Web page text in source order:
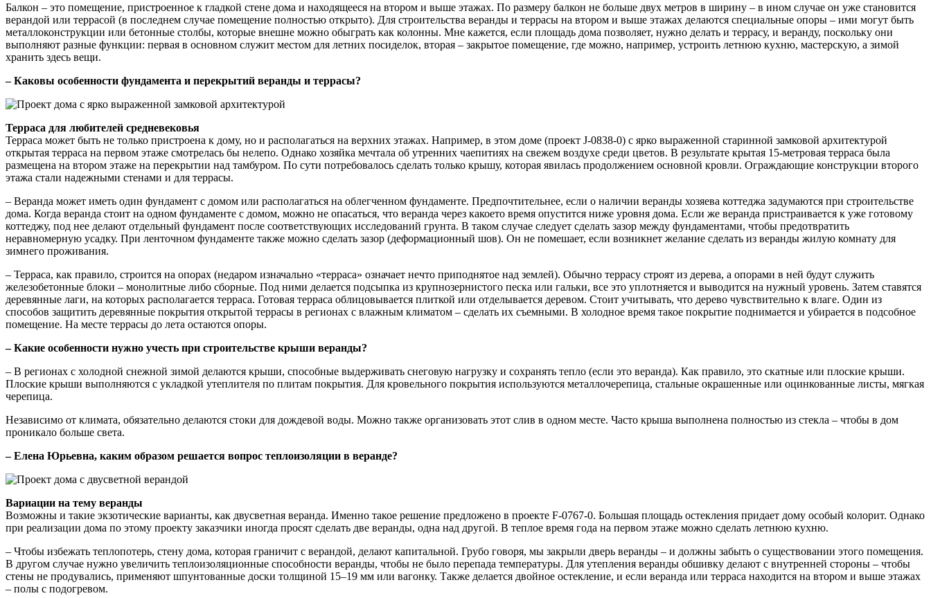
Балкон – это помещение, пристроенное к гладкой стене дома и находящееся на втором и выше этажах. По размеру балкон не больше двух метров в ширину – в ином случае он уже становится
верандой или террасой (в последнем случае помещение полностью открыто). Для строительства веранды и террасы на втором и выше этажах делаются специальные опоры – ими могут быть
металлоконструкции или бетонные столбы, которые внешне можно обыграть как колонны. Мне кажется, если площадь дома позволяет, нужно делать и террасу, и веранду, поскольку они
выполняют разные функции: первая в основном служит местом для летних посиделок, вторая – закрытое помещение, где можно, например, устроить летнюю кухню, мастерскую, а зимой
хранить здесь вещи.
– Каковы особенности фундамента и перекрытий веранды и террасы?
Терраса для любителей средневековья
Терраса может быть не только пристроена к дому, но и располагаться на верхних этажах. Например, в этом доме (проект J-0838-0) с ярко выраженной старинной замковой архитектурой
открытая терраса на первом этаже смотрелась бы нелепо. Однако хозяйка мечтала об утренних чаепитиях на свежем воздухе среди цветов. В результате крытая 15-метровая терраса была
размещена на втором этаже на перекрытии над тамбуром. По сути потребовалось сделать только крышу, которая явилась продолжением основной кровли. Ограждающие конструкции второго
этажа стали надежными стенами и для террасы.
– Веранда может иметь один фундамент с домом или располагаться на облегченном фундаменте. Предпочтительнее, если о наличии веранды хозяева коттеджа задумаются при строительстве
дома. Когда веранда стоит на одном фундаменте с домом, можно не опасаться, что веранда через какое­то время опустится ниже уровня дома. Если же веранда пристраивается к уже готовому
коттеджу, под нее делают отдельный фундамент после соответствующих исследований грунта. В таком случае следует сделать зазор между фундаментами, чтобы предотвратить
неравномерную усадку. При ленточном фундаменте также можно сделать зазор (деформационный шов). Он не помешает, если возникнет желание сделать из веранды жилую комнату для
зимнего проживания.
– Терраса, как правило, строится на опорах (недаром изначально «терраса» означает нечто приподнятое над землей). Обычно террасу строят из дерева, а опорами в ней будут служить
железобетонные блоки – монолитные либо сборные. Под ними делается подсыпка из крупнозернистого песка или гальки, все это уплотняется и выводится на нужный уровень. Затем ставятся
деревянные лаги, на которых располагается терраса. Готовая терраса облицовывается плиткой или отделывается деревом. Стоит учитывать, что дерево чувствительно к влаге. Один из
способов защитить деревянные покрытия открытой террасы в регионах с влажным климатом – сделать их съемными. В холодное время такое покрытие поднимается и убирается в подсобное
помещение. На месте террасы до лета остаются опоры.
– Какие особенности нужно учесть при строительстве крыши веранды?
– В регионах с холодной снежной зимой делаются крыши, способные выдерживать снеговую нагрузку и сохранять тепло (если это веранда). Как правило, это скатные или плоские крыши.
Плоские крыши выполняются с укладкой утеплителя по плитам покрытия. Для кровельного покрытия используются металлочерепица, стальные окрашенные или оцинкованные листы, мягкая
черепица.
Независимо от климата, обязательно делаются стоки для дождевой воды. Можно также организовать этот слив в одном месте. Часто крыша выполнена полностью из стекла – чтобы в дом
проникало больше света.
– Елена Юрьевна, каким образом решается вопрос теплоизоляции в веранде?
Вариации на тему веранды
Возможны и такие экзотические варианты, как двусветная веранда. Именно такое решение предложено в проекте F-0767-0. Большая площадь остекления придает дому особый колорит. Однако
при реализации дома по этому проекту заказчики иногда просят сделать две веранды, одна над другой. В теплое время года на первом этаже можно сделать летнюю кухню.
– Чтобы избежать теплопотерь, стену дома, которая граничит с верандой, делают капитальной. Грубо говоря, мы закрыли дверь веранды – и должны забыть о существовании этого помещения.
В другом случае нужно увеличить теплоизоляционные способности веранды, чтобы не было перепада температуры. Для утепления веранды обшивку делают с внутренней стороны – чтобы
стены не продувались, применяют шпунтованные доски толщиной 15–19 мм или вагонку. Также делается двойное остекление, и если веранда или терраса находится на втором и выше этажах
– полы с подогревом.